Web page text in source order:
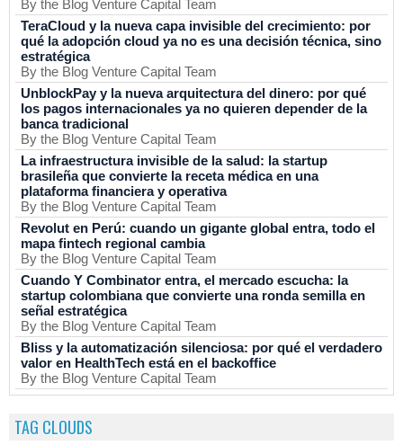
By the Blog Venture Capital Team
TeraCloud y la nueva capa invisible del crecimiento: por
qué la adopción cloud ya no es una decisión técnica, sino
estratégica
By the Blog Venture Capital Team
UnblockPay y la nueva arquitectura del dinero: por qué
los pagos internacionales ya no quieren depender de la
banca tradicional
By the Blog Venture Capital Team
La infraestructura invisible de la salud: la startup
brasileña que convierte la receta médica en una
plataforma financiera y operativa
By the Blog Venture Capital Team
Revolut en Perú: cuando un gigante global entra, todo el
mapa fintech regional cambia
By the Blog Venture Capital Team
Cuando Y Combinator entra, el mercado escucha: la
startup colombiana que convierte una ronda semilla en
señal estratégica
By the Blog Venture Capital Team
Bliss y la automatización silenciosa: por qué el verdadero
valor en HealthTech está en el backoffice
By the Blog Venture Capital Team
TAG CLOUDS